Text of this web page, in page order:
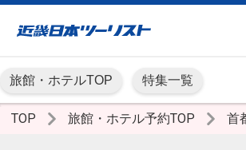
旅館・ホテルTOP 特集一覧
TOP 旅館・ホテル予約TOP 首